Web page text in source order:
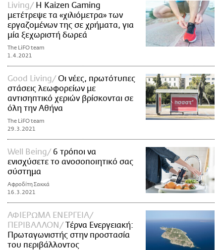
Living
Η Kaizen Gaming
μετέτρεψε τα «χιλιόμετρα» των
εργαζομένων της σε χρήματα, για
μία ξεχωριστή δωρεά
The LiFO team
1.4.2021
Good Living
Οι νέες, πρωτότυπες
στάσεις λεωφορείων με
αντισηπτικό χεριών βρίσκονται σε
όλη την Αθήνα
The LiFO team
29.3.2021
Well Being
6 τρόποι να
ενισχύσετε το ανοσοποιητικό σας
σύστημα
Αφροδίτη Σακκά
16.3.2021
ΑΦΙΕΡΩΜΑ ΕΝΕΡΓΕΙΑ/
ΠΕΡΙΒΑΛΛΟΝ
Tέρνα Ενεργειακή:
Πρωταγωνιστής στην προστασία
του περιβάλλοντος